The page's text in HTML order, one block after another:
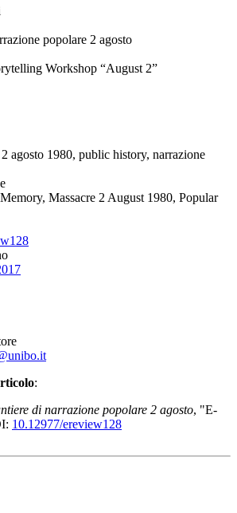
popolare 2 agosto
Workshop “August 2”
agosto 1980, public history, narrazione
Massacre 2 August 1980, Popular
:
di narrazione popolare 2 agosto, "E-
10.12977/ereview128